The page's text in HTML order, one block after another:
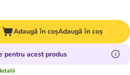
Adaugă în coșAdaugă în coș
pentru acest produs